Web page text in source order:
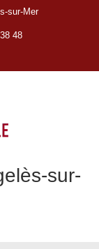
sur-Mer
48
sur-